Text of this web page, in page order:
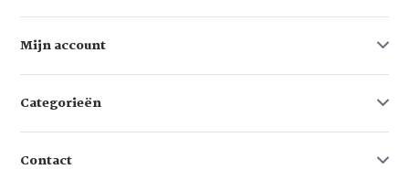
Mijn account
Categorieën
Contact